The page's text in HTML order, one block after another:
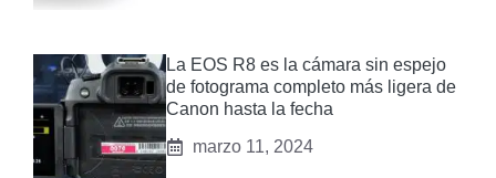
La EOS R8 es la cámara sin espejo
de fotograma completo más ligera de
Canon hasta la fecha
marzo 11, 2024